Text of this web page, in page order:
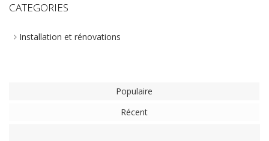
CATEGORIES
Installation et rénovations
Populaire
Récent